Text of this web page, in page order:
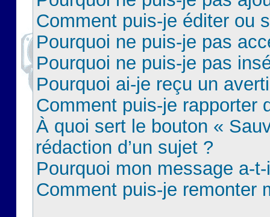
Comment puis-je éditer ou
Pourquoi ne puis-je pas
Pourquoi ne puis-je pas
Pourquoi ai-je reçu un
Comment puis-je rapporter
À quoi sert le bouton «
rédaction d’un sujet ?
Pourquoi mon message a-
Comment puis-je remonter